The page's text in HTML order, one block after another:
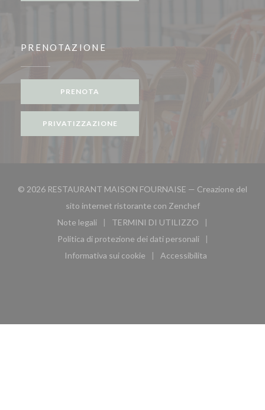
PRENOTAZIONE
PRENOTA
PRIVATIZZAZIONE
© 2026 RESTAURANT MAISON FOURNAISE — Creazione del
sito internet ristorante con Zenchef((apre una nuova
Note legali
((apre una nuova finestra))
TERMINI DI UTILIZZO
((apre una nuova finestra))
Politica di protezione dei dati personali
((apre una nuova finestra))
Informativa sui cookie
((apre una nuova finestra))
Accessibilita